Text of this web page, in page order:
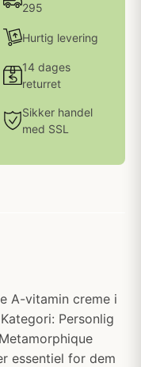
295
Hurtig levering
14 dages
returret
Sikker handel
med SSL
A-vitamin creme i
Personlig
essentiel for dem